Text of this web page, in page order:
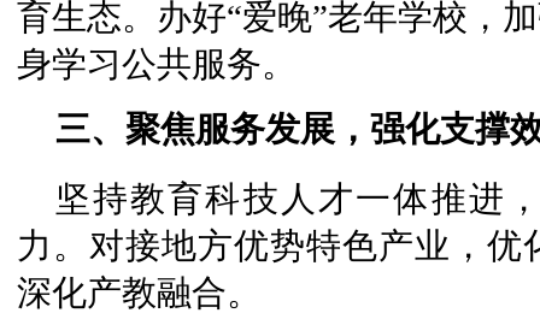
育生态。办好“爱晚”老年学校，
身学习公共服务。
三、聚焦服务发展，强化支撑
坚持教育科技人才一体推进
力。对接地方优势特色产业，
深化产教融合。